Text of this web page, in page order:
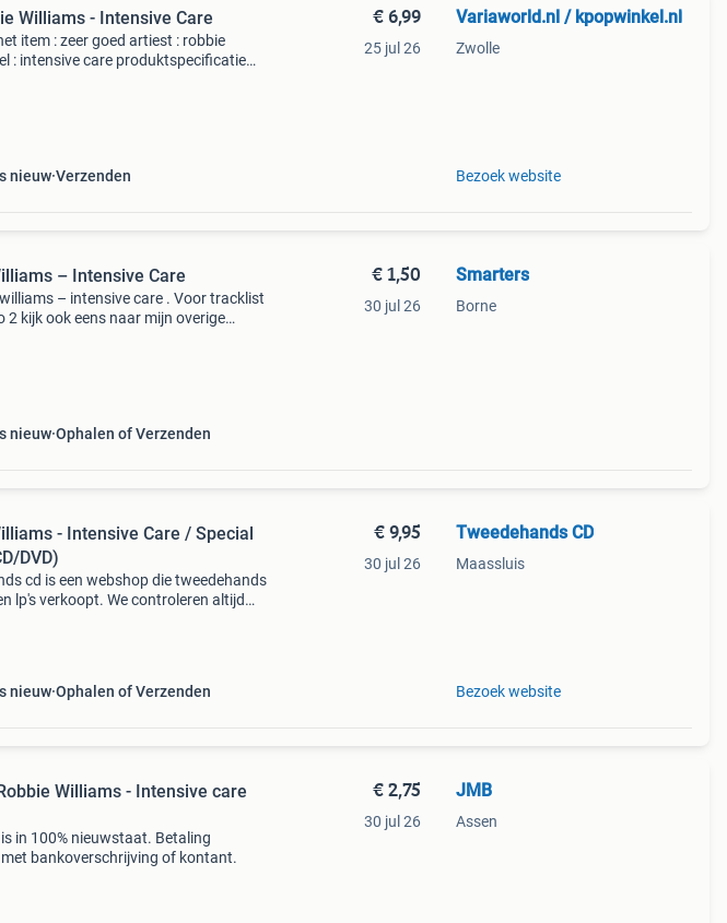
Williams - Intensive Care
item : zeer goed artiest : robbie
: intensive care produktspecificatie
nieuw Verzenden
€ 6,99
25 jul 26
Variaworld.nl / kpopwinkel.nl
Zwolle
Bezoek website
– Intensive Care
– intensive care . Voor tracklist
2 kijk ook eens naar mijn overige
nieuw Ophalen of Verzenden
€ 1,50
30 jul 26
Smarters
Borne
- Intensive Care / Special
DVD)
cd is een webshop die tweedehands
lp's verkoopt. We controleren altijd
nieuw Ophalen of Verzenden
€ 9,95
30 jul 26
Tweedehands CD
Maassluis
Bezoek website
Williams - Intensive care
in 100% nieuwstaat. Betaling
bankoverschrijving of kontant.
€ 2,75
30 jul 26
JMB
Assen